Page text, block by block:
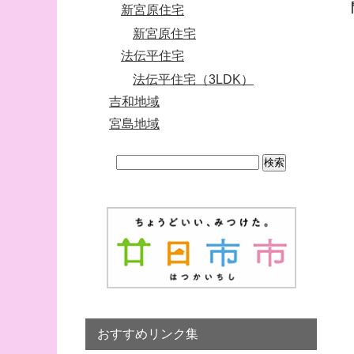
新宮原住宅
新宮原住宅
法伝平住宅
法伝平住宅（3LDK）
吉和地域
宮島地域
おすすめリンク集